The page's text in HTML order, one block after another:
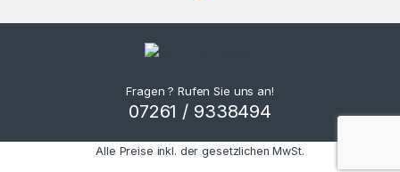
Fragen ? Rufen Sie uns an!
07261 / 9338494
Alle Preise inkl. der gesetzlichen MwSt.